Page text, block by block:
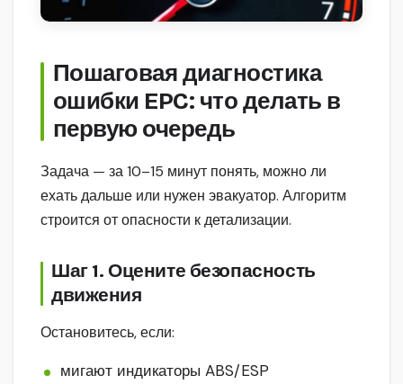
Пошаговая диагностика
ошибки EPC: что делать в
первую очередь
Задача — за 10–15 минут понять, можно ли
ехать дальше или нужен эвакуатор. Алгоритм
строится от опасности к детализации.
Шаг 1. Оцените безопасность
движения
Остановитесь, если:
мигают индикаторы ABS/ESP